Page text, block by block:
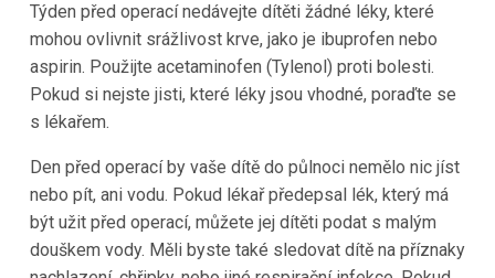
Týden před operací nedávejte dítěti žádné léky, které
mohou ovlivnit srážlivost krve, jako je ibuprofen nebo
aspirin. Použijte acetaminofen (Tylenol) proti bolesti.
Pokud si nejste jisti, které léky jsou vhodné, poraďte se
s lékařem.
Den před operací by vaše dítě do půlnoci nemělo nic jíst
nebo pít, ani vodu. Pokud lékař předepsal lék, který má
být užit před operací, můžete jej dítěti podat s malým
douškem vody. Měli byste také sledovat dítě na příznaky